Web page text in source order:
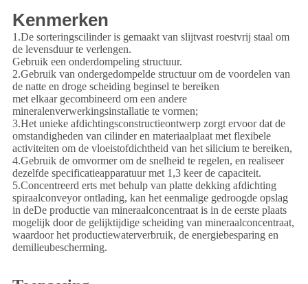
Kenmerken
1.De sorteringscilinder is gemaakt van slijtvast roestvrij staal om
de levensduur te verlengen.
Gebruik een onderdompeling structuur.
2.Gebruik van ondergedompelde structuur om de voordelen van
de natte en droge scheiding beginsel te bereiken
met elkaar gecombineerd om een andere
mineralenverwerkingsinstallatie te vormen;
3.Het unieke afdichtingsconstructieontwerp zorgt ervoor dat de
omstandigheden van cilinder en materiaalplaat met flexibele
activiteiten om de vloeistofdichtheid van het silicium te bereiken,
4.Gebruik de omvormer om de snelheid te regelen, en realiseer
dezelfde specificatieapparatuur met 1,3 keer de capaciteit.
5.Concentreerd erts met behulp van platte dekking afdichting
spiraalconveyor ontlading, kan het eenmalige gedroogde opslag
in deDe productie van mineraalconcentraat is in de eerste plaats
mogelijk door de gelijktijdige scheiding van mineraalconcentraat,
waardoor het productiewaterverbruik, de energiebesparing en
demilieubescherming.